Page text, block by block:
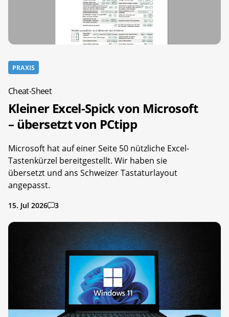
PRAXIS
Cheat-Sheet
Kleiner Excel-Spick von Microsoft
– übersetzt von PCtipp
Microsoft hat auf einer Seite 50 nützliche Excel-
Tastenkürzel bereitgestellt. Wir haben sie
übersetzt und ans Schweizer Tastaturlayout
angepasst.
15. Jul 2026 3